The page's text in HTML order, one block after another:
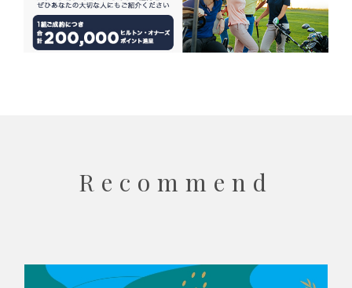
Recommend